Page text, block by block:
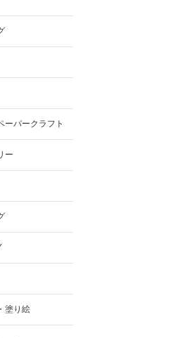
ーパークラフト
ー
塗り絵